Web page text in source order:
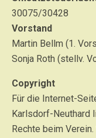
30075/30428
Vorstand
Martin Bellm (1.
Sonja Roth (stellv.
Copyright
Für die Internet-
Karlsdorf-Neuthard
Rechte beim